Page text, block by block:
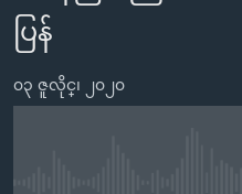
အကြောင်းအရာ
သို့
ကျော်
ကြည့်
တရုတ်
အစ္စရေး-ပါလက်စတိုင်း
ရပ်ဝန်းတခု လမ်းတခု အလွန်
အင်္ဂလိပ်စာလေ့လာမယ်
အမေရိကန်သုံးအီဒီယံ
အပတ်စဉ်ကဏ္ဍများ
ပြန်
၀၃ ဇူလိုင္၊ ၂၀၂၀